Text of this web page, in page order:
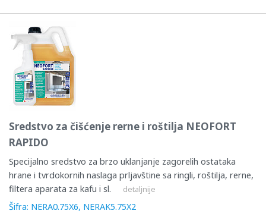
Sredstvo za čišćenje rerne i roštilja NEOFORT
RAPIDO
Specijalno sredstvo za brzo uklanjanje zagorelih ostataka
hrane i tvrdokornih naslaga prljavštine sa ringli, roštilja, rerne,
filtera aparata za kafu i sl.
detaljnije
Šifra: NERA0.75X6, NERAK5.75X2